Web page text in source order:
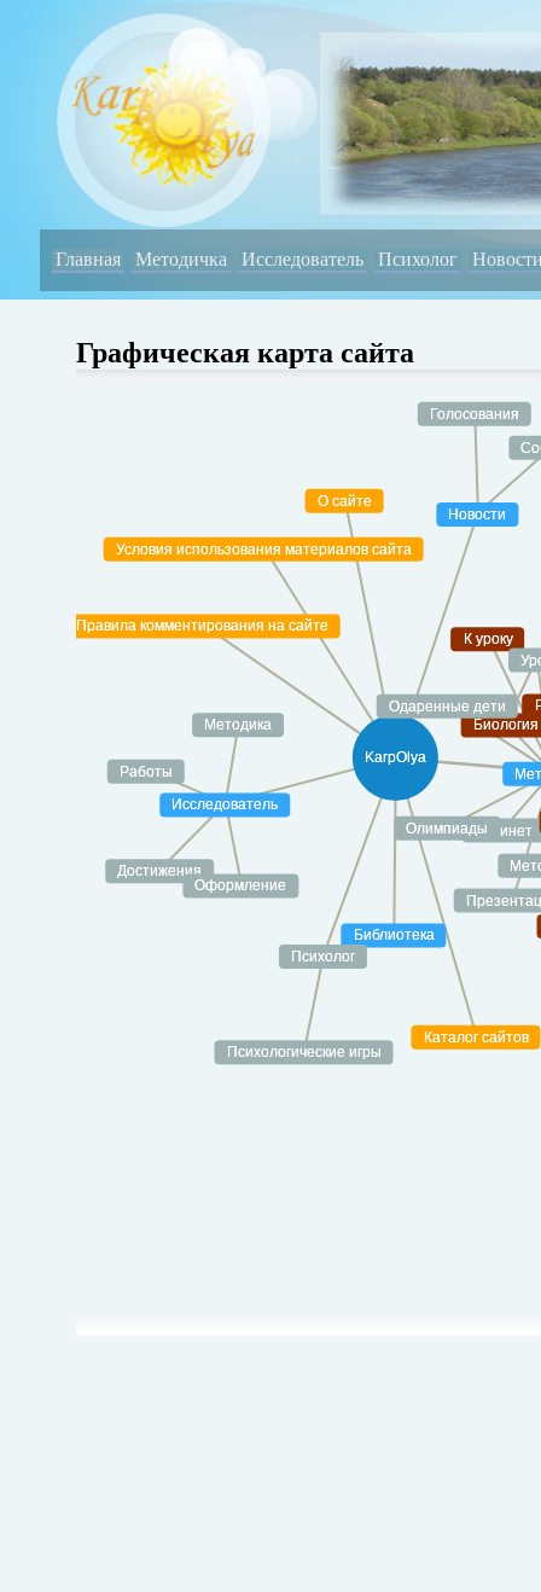
Главная Методичка Исследователь Психолог
Графическая карта сайта